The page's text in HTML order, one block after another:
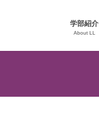
学部紹介
About LL